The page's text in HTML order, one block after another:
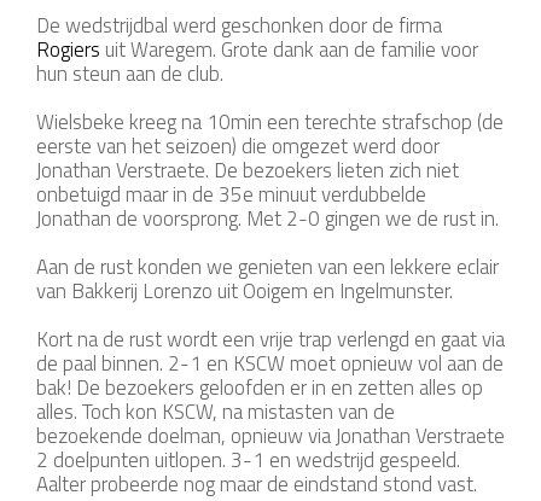
De wedstrijdbal werd geschonken door de firma
Rogiers uit Waregem. Grote dank aan de familie voor
hun steun aan de club.
Wielsbeke kreeg na 10min een terechte strafschop (de
eerste van het seizoen) die omgezet werd door
Jonathan Verstraete. De bezoekers lieten zich niet
onbetuigd maar in de 35e minuut verdubbelde
Jonathan de voorsprong. Met 2-0 gingen we de rust in.
Aan de rust konden we genieten van een lekkere eclair
van Bakkerij Lorenzo uit Ooigem en Ingelmunster.
Kort na de rust wordt een vrije trap verlengd en gaat via
de paal binnen. 2-1 en KSCW moet opnieuw vol aan de
bak! De bezoekers geloofden er in en zetten alles op
alles. Toch kon KSCW, na mistasten van de
bezoekende doelman, opnieuw via Jonathan Verstraete
2 doelpunten uitlopen. 3-1 en wedstrijd gespeeld.
Aalter probeerde nog maar de eindstand stond vast.